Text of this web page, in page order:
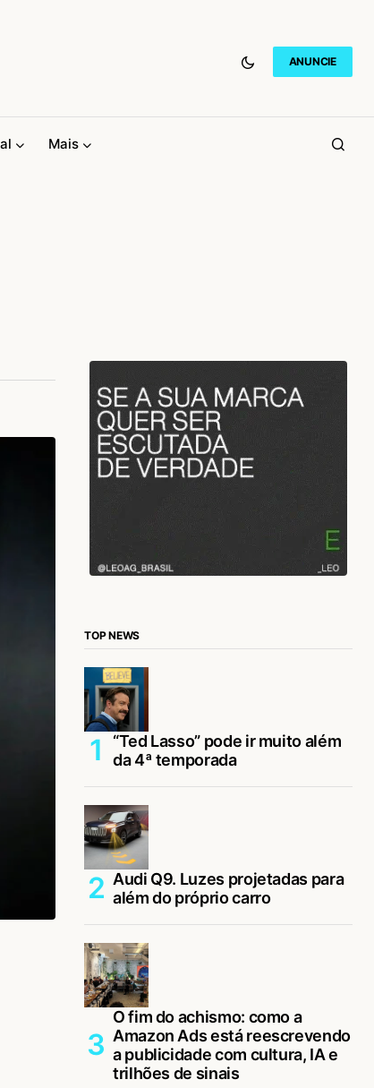
ANUNCIE
Mais
TOP NEWS
“Ted Lasso” pode ir muito além
da 4ª temporada
Audi Q9. Luzes projetadas para
além do próprio carro
O fim do achismo: como a
Amazon Ads está reescrevendo
a publicidade com cultura, IA e
trilhões de sinais